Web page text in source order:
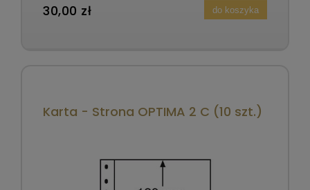
30,00 zł do koszyka
Karta - Strona OPTIMA 2 C (10 szt.)